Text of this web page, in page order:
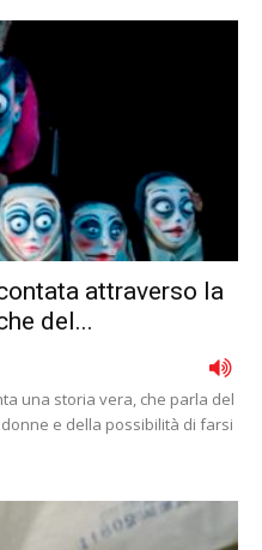
attraverso la
del...
una storia vera, che parla del
e della possibilità di farsi